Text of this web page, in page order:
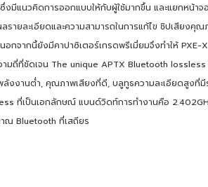
งมีแนวคิดการออกแบบให้กับผู้ใช้มากขึ้น และแยกหน้าจ
รายละเอียดและความสามารถในการแก้ไข ชิปเสียง
กจากนี้ยังมีคาปาซิเตอร์เกรดพรีเมี่ยมจึงทำให้ PXE-
ามถี่ที่ชัดเจน The unique APTX Bluetooth
งงานต่ำ, คุณภาพเสียงที่ดี, บลูทูธความละเอียดสูงที่มี
ที่เป็นเอกลักษณ์ แบนด์วิดท์การทำงานคือ
Bluetooth ที่เสถียร